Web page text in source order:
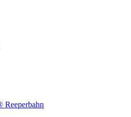
Reeperbahn